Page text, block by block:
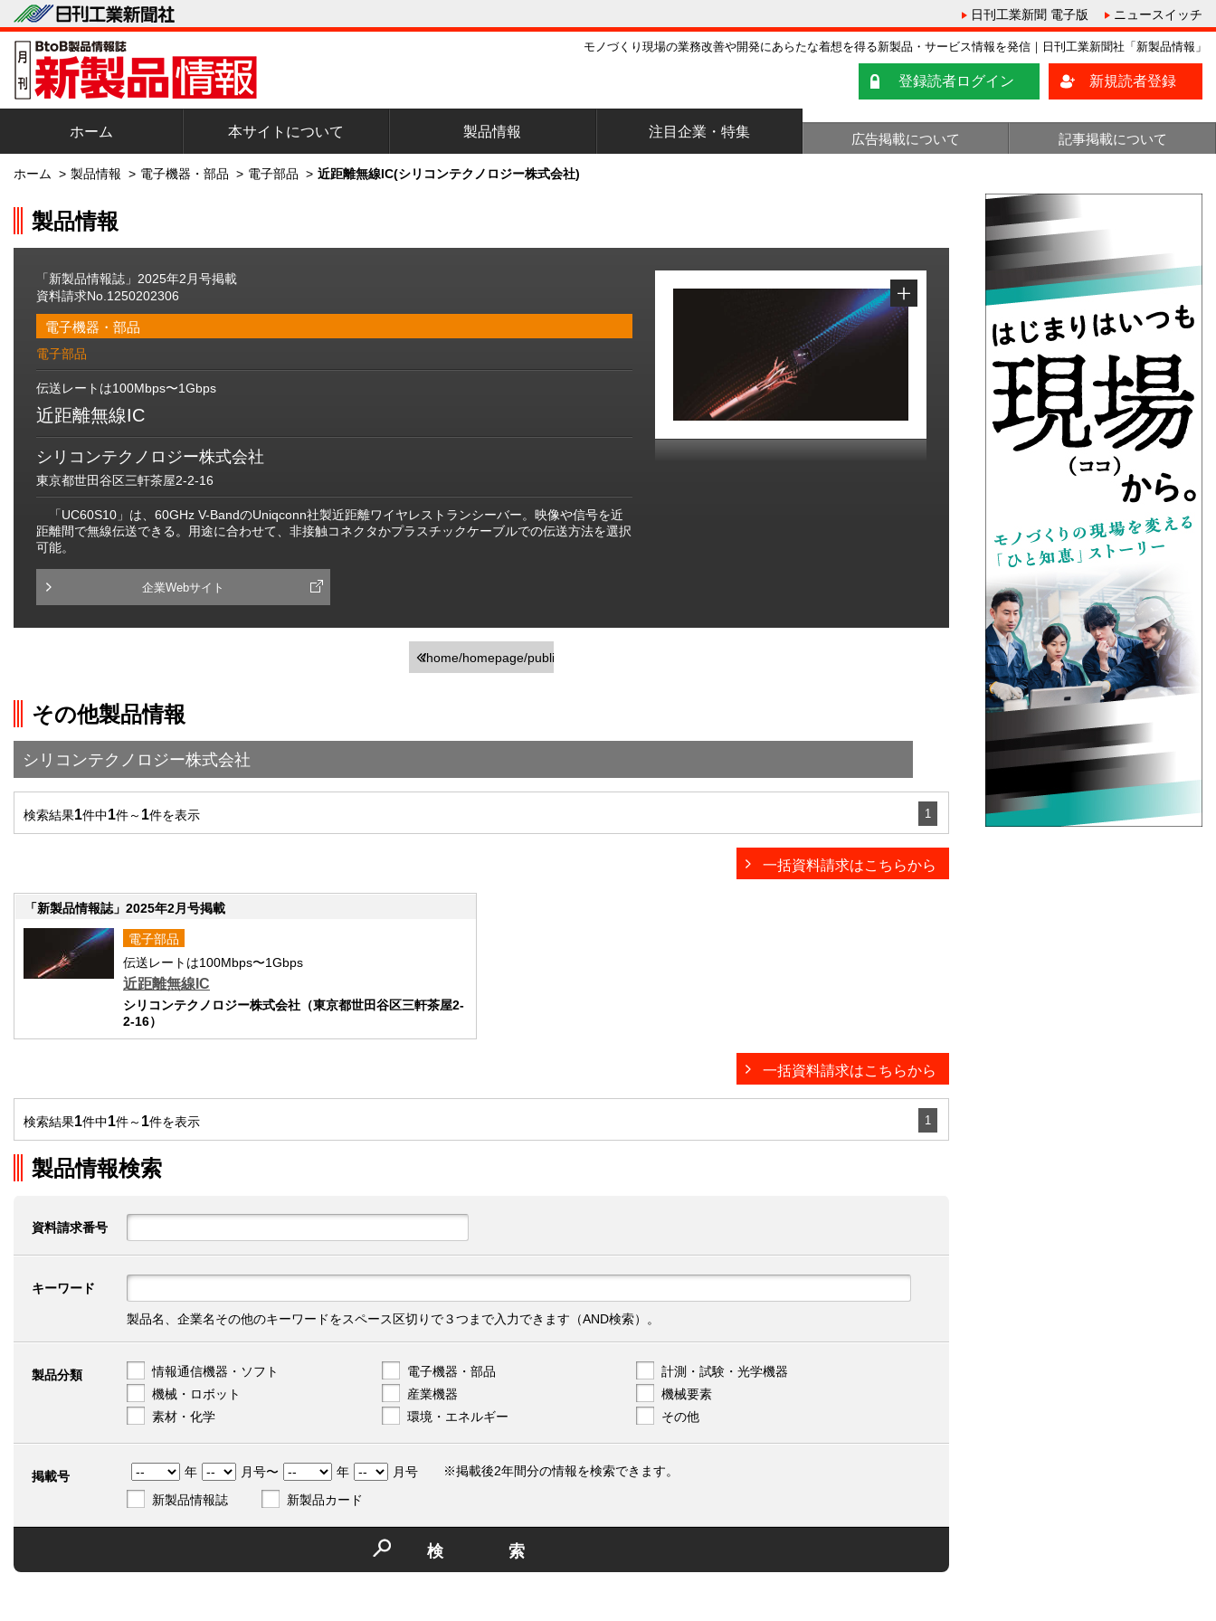
日刊工業新聞 電子版 ニュースイッチ
モノづくり現場の業務改善や開発にあらたな着想を得る新製品・サービス情報を発信｜日刊工業新聞社「新製品情報」
登録読者ログイン 新規読者登録
ホーム 本サイトについて 製品情報 注目企業・特集 広告掲載について 記事掲載について
ホーム > 製品情報 > 電子機器・部品 > 電子部品 > 近距離無線IC(シリコンテクノロジー株式会社)
製品情報
「新製品情報誌」2025年2月号掲載
資料請求No.1250202306
電子機器・部品
電子部品
伝送レートは100Mbps〜1Gbps
近距離無線IC
シリコンテクノロジー株式会社
東京都世田谷区三軒茶屋2-2-16
「UC60S10」は、60GHz V-BandのUniqconn社製近距離ワイヤレストランシーバー。映像や信号を近
距離間で無線伝送できる。用途に合わせて、非接触コネクタかプラスチックケーブルでの伝送方法を選択
可能。
企業Webサイト
/home/homepage/public_html/usr/detail_products.php
その他製品情報
シリコンテクノロジー株式会社
検索結果1件中1件～ 1件を表示 1
一括資料請求はこちらから
「新製品情報誌」2025年2月号掲載
電子部品
伝送レートは100Mbps〜1Gbps
近距離無線IC
シリコンテクノロジー株式会社（東京都世田谷区三軒茶屋2-
2-16）
一括資料請求はこちらから
検索結果1件中1件～ 1件を表示 1
製品情報検索
資料請求番号
キーワード
製品名、企業名その他のキーワードをスペース区切りで３つまで入力できます（AND検索）。
製品分類 情報通信機器・ソフト 電子機器・部品
計測・試験・光学機器
機械・ロボット
産業機器
機械要素
素材・化学
環境・エネルギー その他
掲載号 年 月号〜 年
月号
新製品情報誌
新製品カード
※掲載後2年間分の情報を検索できます。
検索